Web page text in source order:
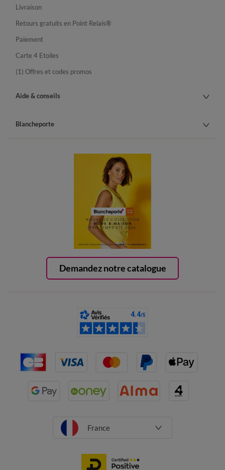
Demandez notre catalogue
Livraison
Retours gratuits en Point Relais®
Paiement
Carte 4 Etoiles
(1) Offres et codes promos
Aide & conseils
Blancheporte
France